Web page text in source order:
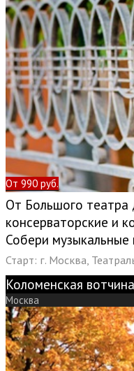
От 990 руб.
От Большого театра
консерваторские и
Собери
Старт: г. Москва,
Коломенская вотчина
Москва